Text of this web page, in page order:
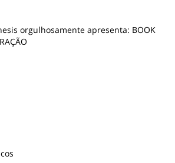
orgulhosamente apresenta: BOOK